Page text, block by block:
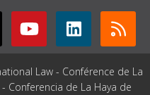
Law - Conférence de La
Conferencia de La Haya de